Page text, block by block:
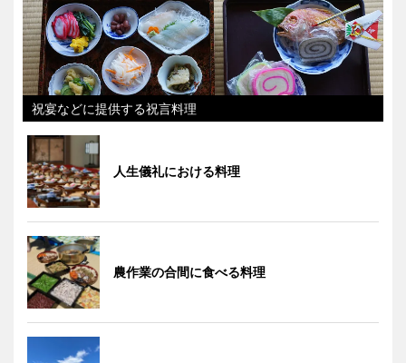
祝宴などに提供する祝言料理
人生儀礼における料理
農作業の合間に食べる料理